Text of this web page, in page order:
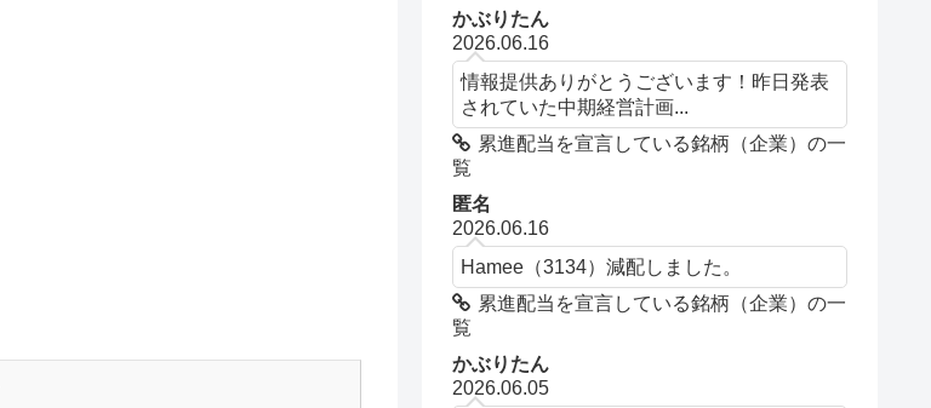
かぶりたん
2026.06.16
情報提供ありがとうございます！昨日発表
されていた中期経営計画...
累進配当を宣言している銘柄（企業）の一
覧
匿名
2026.06.16
Hamee（3134）減配しました。
累進配当を宣言している銘柄（企業）の一
覧
かぶりたん
2026.06.05